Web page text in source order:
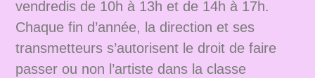
vendredis de 10h à 13h et de 14h à 17h.
Chaque fin d’année, la direction et ses
transmetteurs s’autorisent le droit de faire
passer ou non l’artiste dans la classe